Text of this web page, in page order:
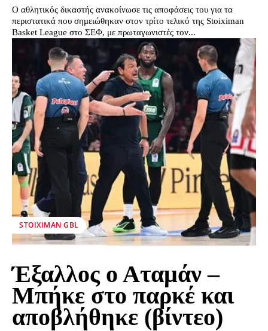
Ο αθλητικός δικαστής ανακοίνωσε τις αποφάσεις του για τα
περιστατικά που σημειώθηκαν στον τρίτο τελικό της Stoiximan
Basket League στο ΣΕΦ, με πρωταγωνιστές τον...
STOIXIMAN GBL
Έξαλλος ο Αταμάν –
Μπήκε στο παρκέ και
αποβλήθηκε (βίντεο)